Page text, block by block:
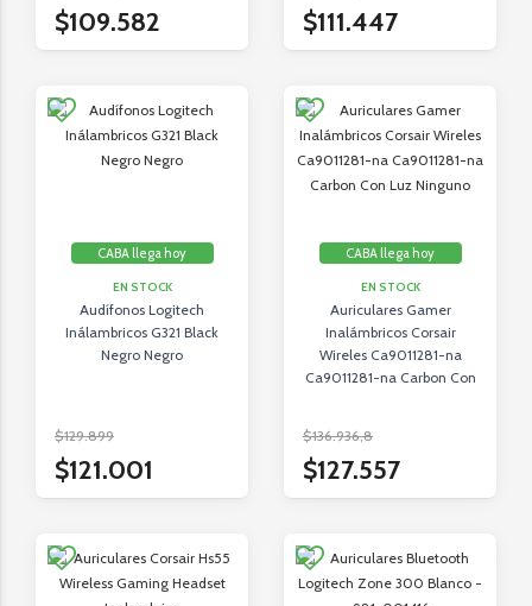
$109.582 $111.447
CABA llega hoy
EN STOCK
Audífonos Logitech
Inálambricos G321 Black
Negro Negro
$129.899
$121.001
CABA llega hoy
EN STOCK
Auriculares Gamer
Inalámbricos Corsair
Wireles Ca9011281-na
Ca9011281-na Carbon Con
$136.936,8
$127.557